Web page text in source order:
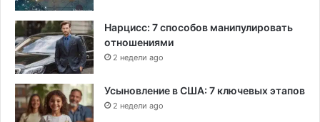
Нарцисс: 7 способов манипулировать
отношениями
2 недели ago
Усыновление в США: 7 ключевых этапов
2 недели ago